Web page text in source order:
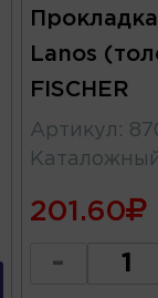
Lanos
FISCHER
Артикул :
201.60
-